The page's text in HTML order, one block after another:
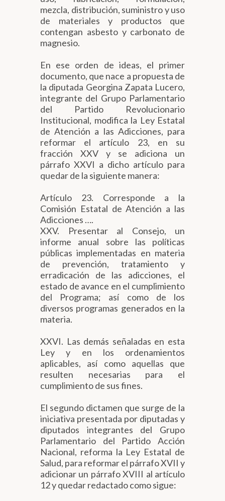
mezcla, distribución, suministro y uso
de materiales y productos que
contengan asbesto y carbonato de
magnesio.
En ese orden de ideas, el primer
documento, que nace a propuesta de
la diputada Georgina Zapata Lucero,
integrante del Grupo Parlamentario
del Partido Revolucionario
Institucional, modifica la Ley Estatal
de Atención a las Adicciones, para
reformar el artículo 23, en su
fracción XXV y se adiciona un
párrafo XXVI a dicho artículo para
quedar de la siguiente manera:
Artículo 23. Corresponde a la
Comisión Estatal de Atención a las
Adicciones ….
XXV. Presentar al Consejo, un
informe anual sobre las políticas
públicas implementadas en materia
de prevención, tratamiento y
erradicación de las adicciones, el
estado de avance en el cumplimiento
del Programa; así como de los
diversos programas generados en la
materia.
XXVI. Las demás señaladas en esta
Ley y en los ordenamientos
aplicables, así como aquellas que
resulten necesarias para el
cumplimiento de sus fines.
El segundo dictamen que surge de la
iniciativa presentada por diputadas y
diputados integrantes del Grupo
Parlamentario del Partido Acción
Nacional, reforma la Ley Estatal de
Salud, para reformar el párrafo XVII y
adicionar un párrafo XVIII al artículo
12 y quedar redactado como sigue: